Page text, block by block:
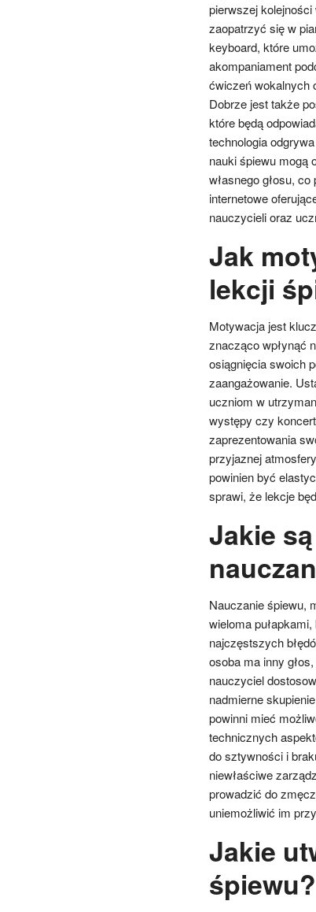
pierwszej kolejności
zaopatrzyć się w
keyboard, które
akompaniament
ćwiczeń wokalnych
Dobrze jest także
które będą
technologia
nauki śpiewu mogą
własnego głosu,
internetowe
nauczycieli oraz
Jak
lekcji
Motywacja jest
znacząco wpłynąć
osiągnięcia swoich
zaangażowanie.
uczniom w
występy czy
zaprezentowania
przyjaznej
powinien być
sprawi, że lekcje
Jakie
Nauczanie śpiewu,
wieloma
najczęstszych
osoba ma inny
nauczyciel
nadmierne
powinni mieć
technicznych
do sztywności i
niewłaściwe
prowadzić do
uniemożliwić im
Jakie
śpiewu?